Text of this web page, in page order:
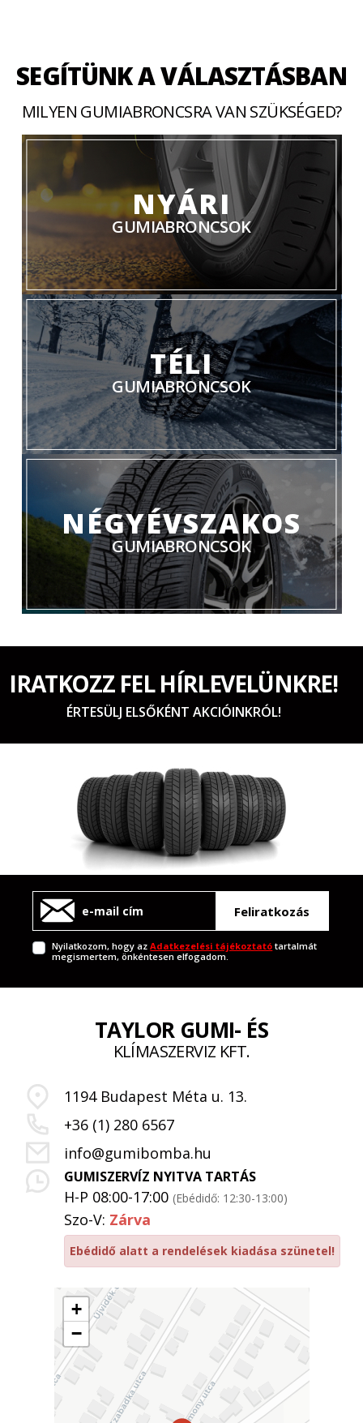
SEGÍTÜNK A VÁLASZTÁSBAN
MILYEN GUMIABRONCSRA VAN SZÜKSÉGED?
NYÁRI
GUMIABRONCSOK
TÉLI
GUMIABRONCSOK
NÉGYÉVSZAKOS
GUMIABRONCSOK
IRATKOZZ FEL HÍRLEVELÜNKRE!
ÉRTESÜLJ ELSŐKÉNT AKCIÓINKRÓL!
Feliratkozás
Nyilatkozom, hogy azAdatkezelési tájékoztató tartalmát
megismertem, önkéntesen elfogadom.
+
−
TAYLOR GUMI- ÉS
KLÍMASZERVIZ KFT.
1194 Budapest Méta u. 13.
+36 (1) 280 6567
info@gumibomba.hu
GUMISZERVÍZ NYITVA TARTÁS
H-P 08:00-17:00 (Ebédidő: 12:30-13:00)
Szo-V: Zárva
Ebédidő alatt a rendelések kiadása szünetel!